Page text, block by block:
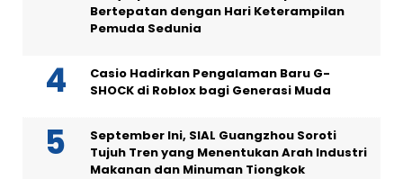
Bertepatan dengan Hari Keterampilan
Pemuda Sedunia
Casio Hadirkan Pengalaman Baru G-
SHOCK di Roblox bagi Generasi Muda
September Ini, SIAL Guangzhou Soroti
Tujuh Tren yang Menentukan Arah Industri
Makanan dan Minuman Tiongkok